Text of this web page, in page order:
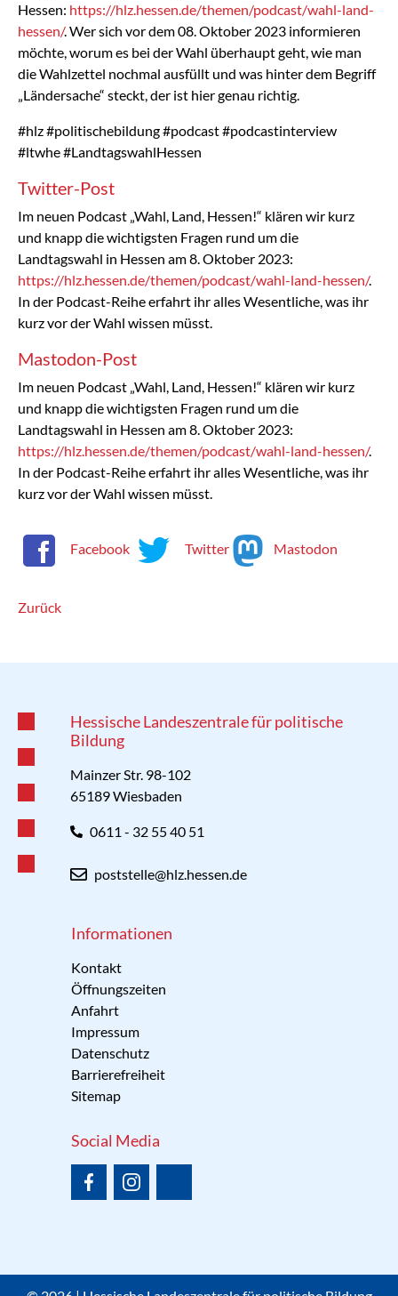
Hessen: https://hlz.hessen.de/themen/podcast/wahl-land-
hessen/. Wer sich vor dem 08. Oktober 2023 informieren
möchte, worum es bei der Wahl überhaupt geht, wie man
die Wahlzettel nochmal ausfüllt und was hinter dem Begriff
„Ländersache“ steckt, der ist hier genau richtig.
#hlz #politischebildung #podcast #podcastinterview
#ltwhe #LandtagswahlHessen
Twitter-Post
Im neuen Podcast „Wahl, Land, Hessen!“ klären wir kurz
und knapp die wichtigsten Fragen rund um die
Landtagswahl in Hessen am 8. Oktober 2023:
https://hlz.hessen.de/themen/podcast/wahl-land-hessen/.
In der Podcast-Reihe erfahrt ihr alles Wesentliche, was ihr
kurz vor der Wahl wissen müsst.
Mastodon-Post
Im neuen Podcast „Wahl, Land, Hessen!“ klären wir kurz
und knapp die wichtigsten Fragen rund um die
Landtagswahl in Hessen am 8. Oktober 2023:
https://hlz.hessen.de/themen/podcast/wahl-land-hessen/.
In der Podcast-Reihe erfahrt ihr alles Wesentliche, was ihr
kurz vor der Wahl wissen müsst.
Facebook Twitter Mastodon
Zurück
Hessische Landeszentrale für politische
Bildung
Mainzer Str. 98-102
65189 Wiesbaden
0611 - 32 55 40 51
poststelle@hlz.hessen.de
Informationen
Kontakt
Öffnungszeiten
Anfahrt
Impressum
Datenschutz
Barrierefreiheit
Sitemap
Social Media